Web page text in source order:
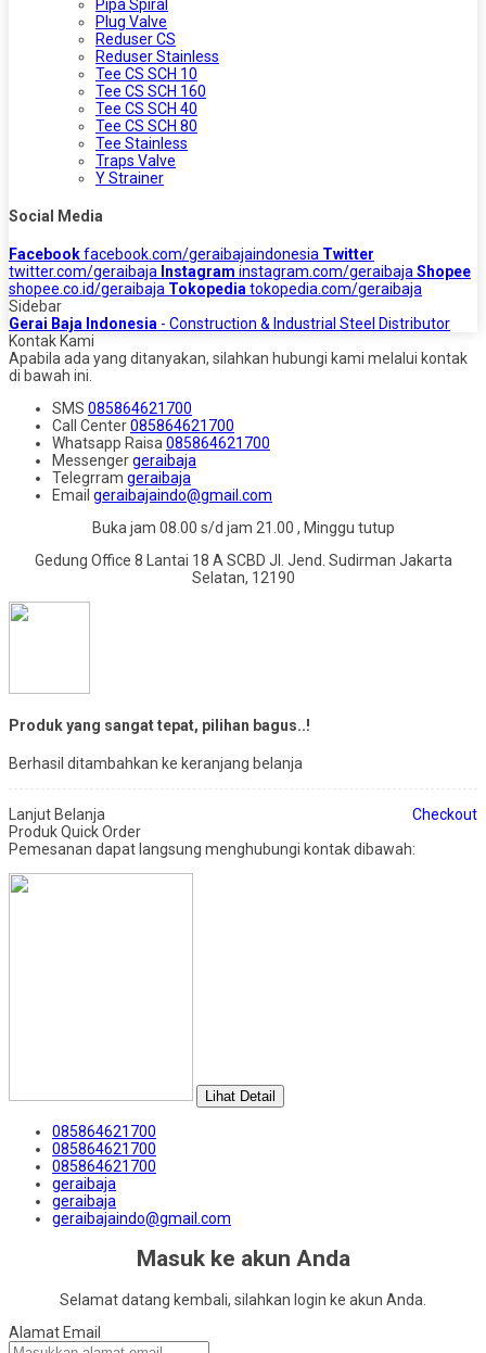
Pipa Spiral
Plug Valve
Reduser CS
Reduser Stainless
Tee CS SCH 10
Tee CS SCH 160
Tee CS SCH 40
Tee CS SCH 80
Tee Stainless
Traps Valve
Y Strainer
Social Media
Facebookfacebook.com/geraibajaindonesia Twitter
twitter.com/geraibaja Instagram instagram.com/geraibaja Shopee
shopee.co.id/geraibaja Tokopedia tokopedia.com/geraibaja
Sidebar
Gerai Baja Indonesia - Construction & Industrial Steel Distributor
Kontak Kami
Apabila ada yang ditanyakan, silahkan hubungi kami melalui kontak
di bawah ini.
SMS 085864621700
Call Center085864621700
Whatsapp Raisa 085864621700
Messengergeraibaja
Telegrram geraibaja
Email geraibajaindo@gmail.com
Buka jam 08.00 s/d jam 21.00 , Minggu tutup
Gedung Office 8 Lantai 18 A SCBD Jl. Jend. Sudirman Jakarta
Selatan, 12190
Produk yang sangat tepat, pilihan bagus..!
Berhasil ditambahkan ke keranjang belanja
Lanjut Belanja
Checkout
Produk Quick Order
Pemesanan dapat langsung menghubungi kontak dibawah:
Lihat Detail
085864621700
085864621700
085864621700
geraibaja
geraibaja
geraibajaindo@gmail.com
Masuk ke akun Anda
Selamat datang kembali, silahkan login ke akun Anda.
Alamat Email